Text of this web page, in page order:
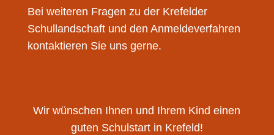
Bei weiteren Fragen zu der Krefelder
Schullandschaft und den Anmeldeverfahren
kontaktieren Sie uns gerne.
Wir wünschen Ihnen und Ihrem Kind einen
guten Schulstart in Krefeld!